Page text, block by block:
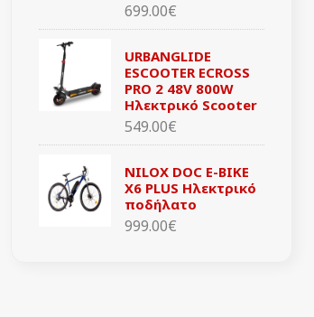
699.00€
URBANGLIDE
ESCOOTER ECROSS
PRO 2 48V 800W
Ηλεκτρικό Scooter
549.00€
NILOX DOC E-BIKE
X6 PLUS Ηλεκτρικό
ποδήλατο
999.00€